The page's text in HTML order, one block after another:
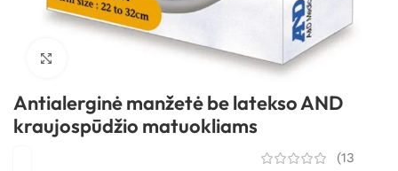
Spustelėkite, kad padidintumėte
Antialerginė manžetė be latekso AND
kraujospūdžio matuokliams
(13